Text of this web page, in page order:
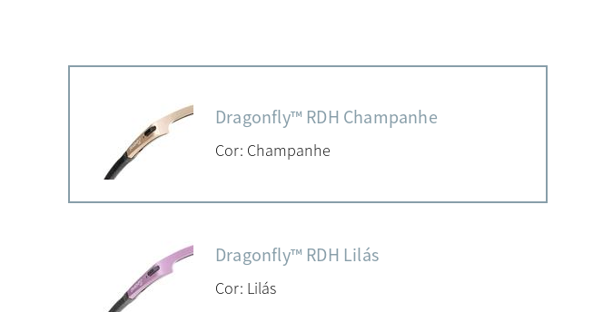
Dragonfly™ RDH Champanhe
Cor: Champanhe
Dragonfly™ RDH Lilás
Cor: Lilás